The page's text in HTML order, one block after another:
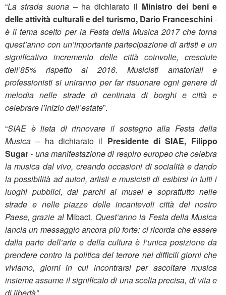
“La strada suona – ha dichiarato il Ministro dei beni e
delle attività culturali e del turismo, Dario Franceschini-
è il tema scelto per la Festa della Musica 2017 che torna
quest’anno con un’importante partecipazione di artisti e un
significativo incremento delle città coinvolte, cresciute
dell’85% rispetto al 2016. Musicisti amatoriali e
professionisti si uniranno per far risuonare ogni genere di
melodia nelle strade di centinaia di borghi e città e
celebrare l’inizio dell’estate”.
“SIAE è lieta di rinnovare il sostegno alla Festa della
Musica – ha dichiarato il Presidente di SIAE, Filippo
Sugar- una manifestazione di respiro europeo che celebra
la musica dal vivo, creando occasioni di socialità e dando
la possibilità ad autori, artisti e musicisti di esibirsi in tutti i
luoghi pubblici, dai parchi ai musei e soprattutto nelle
strade e nelle piazze delle incantevoli città del nostro
Paese, grazie al Mibact. Quest’anno la Festa della Musica
lancia un messaggio ancora più forte: ci ricorda che essere
dalla parte dell’arte e della cultura è l’unica posizione da
prendere contro la politica del terrore nei difficili giorni che
viviamo, giorni in cui incontrarsi per ascoltare musica
insieme assume il significato di una scelta precisa, di vita e